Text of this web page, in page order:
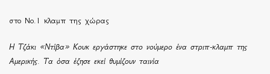
στο Νο.1 κλαμπ της χώρας
Η Τζάκι «Ντίβα» Κουκ εργάστηκε στο νούμερο ένα στριπ-κλαμπ της
Αμερικής. Τα όσα έζησε εκεί θυμίζουν ταινία